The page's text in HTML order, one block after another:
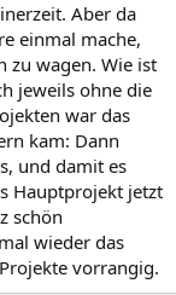
Aber da
einmal mache,
zu wagen. Wie ist
jeweils ohne die
war das
kam: Dann
und damit es
Hauptprojekt jetzt
schön
wieder das
vorrangig.